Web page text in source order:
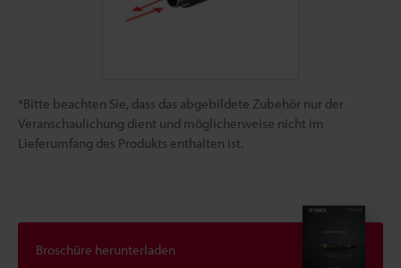
*Bitte beachten Sie, dass das abgebildete Zubehör nur der
Veranschaulichung dient und möglicherweise nicht im
Lieferumfang des Produkts enthalten ist.
Broschüre herunterladen